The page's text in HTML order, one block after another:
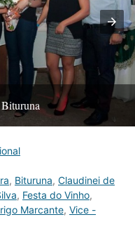
, Bituruna, Claudinei de
, Festa do Vinho,
Marcante, Vice -